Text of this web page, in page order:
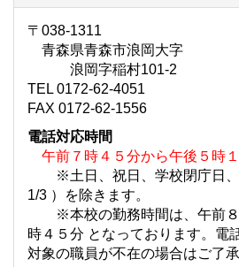
〒038-1311
青森県青森市浪岡大字
浪岡字稲村101-2
TEL 0172-62-4051 (
FAX 0172-62-1556
電話対応時間
午前７時４５分から午後５時
※土日、祝日、学校閉庁日、
1/3 ）を除きます。
※本校の勤務時間は、午前８
時４５分 となっております。電
対象の職員が不在の場合はご了承